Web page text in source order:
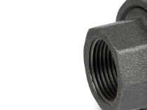
USA (ACT. 08-25)